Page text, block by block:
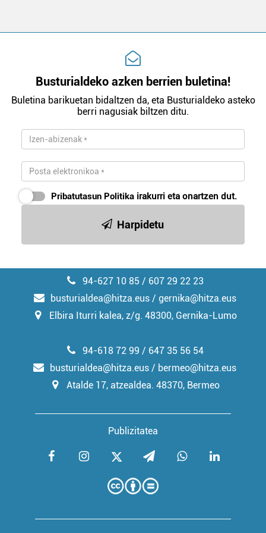
Busturialdeko azken berrien buletina!
Buletina barikuetan bidaltzen da, eta Busturialdeko asteko
berri nagusiak biltzen ditu.
Pribatutasun Politika irakurri eta onartzen dut.
Harpidetu
94-627 10 85 / 607 29 22 23
busturialdea@hitza.eus / gernika@hitza.eus
Elbira Iturri kalea, z/g. 48300, Gernika-Lumo
Publizitatea
94-618 72 99 / 647 35 56 54
busturialdea@hitza.eus / bermeo@hitza.eus
Atalde 17, atzealdea. 48370, Bermeo